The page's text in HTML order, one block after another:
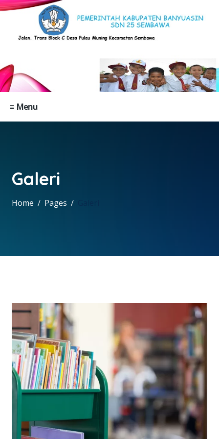
≡ Menu
Galeri
Home Pages